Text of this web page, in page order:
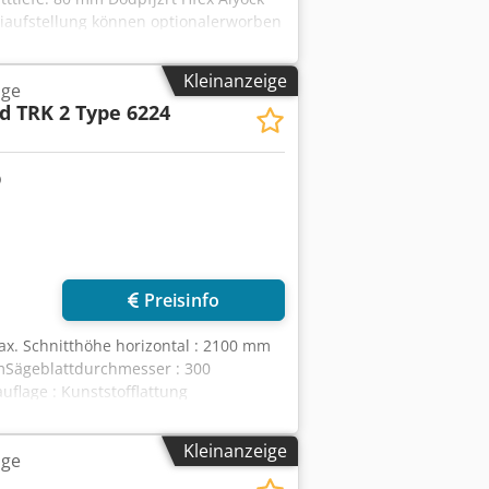
können optionalerworben
Kleinanzeige
TRK 2 Type 6224
Preisinfo
Schnitthöhe horizontal : 2100 mm
: 300
: Kunststofflattung
Gewicht ca. : 1000
: 140 mm Lagerort:
Kleinanzeige